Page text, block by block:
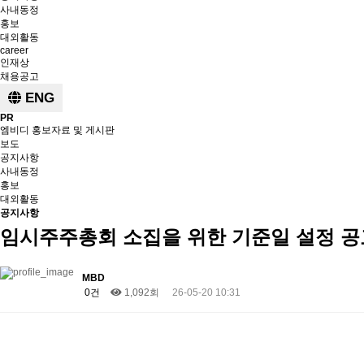
사내동정
홍보
대외활동
career
인재상
채용공고
ENG
PR
엠비디 홍보자료 및 게시판
보도
공지사항
사내동정
홍보
대외활동
공지사항
임시주주총회 소집을 위한 기준일 설정
MBD
0건
1,092회 26-05-20 10:31